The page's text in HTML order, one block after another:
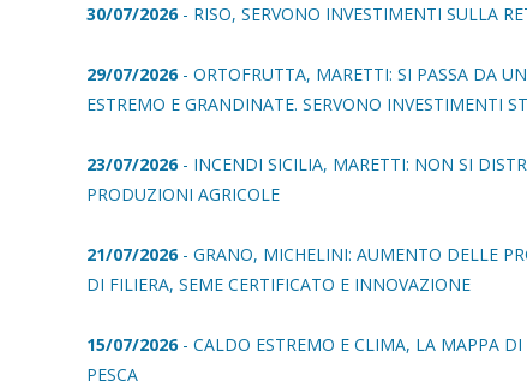
30/07/2026- RISO, SERVONO INVESTIMENTI SULLA
29/07/2026- ORTOFRUTTA, MARETTI: SI PASSA DA
ESTREMO E GRANDINATE. SERVONO INVESTIMENTI
23/07/2026- INCENDI SICILIA, MARETTI: NON SI
PRODUZIONI AGRICOLE
21/07/2026- GRANO, MICHELINI: AUMENTO DELLE
DI FILIERA, SEME CERTIFICATO E INNOVAZIONE
15/07/2026- CALDO ESTREMO E CLIMA, LA MAPPA DI
PESCA